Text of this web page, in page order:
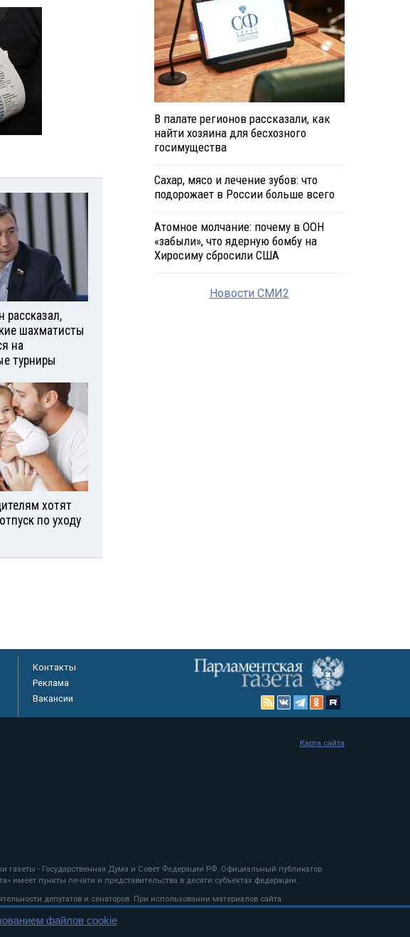
рассказал,
шахматисты
на
турниры
хотят
по уходу
В палате регионов рассказали, как
найти хозяина для бесхозного
госимущества
Сахар, мясо и лечение зубов: что
подорожает в России больше всего
Атомное молчание: почему в ООН
«забыли», что ядерную бомбу на
Хиросиму сбросили США
Новости СМИ2
Контакты
Реклама
Вакансии
газеты - Государственная Дума и Совет Федерации РФ. Официальный публикатор
имеет пункты печати и представительства в десяти субъектах федерации.
депутатов и сенаторов. При использовании материалов сайта
Карта сайта
файлов cookie